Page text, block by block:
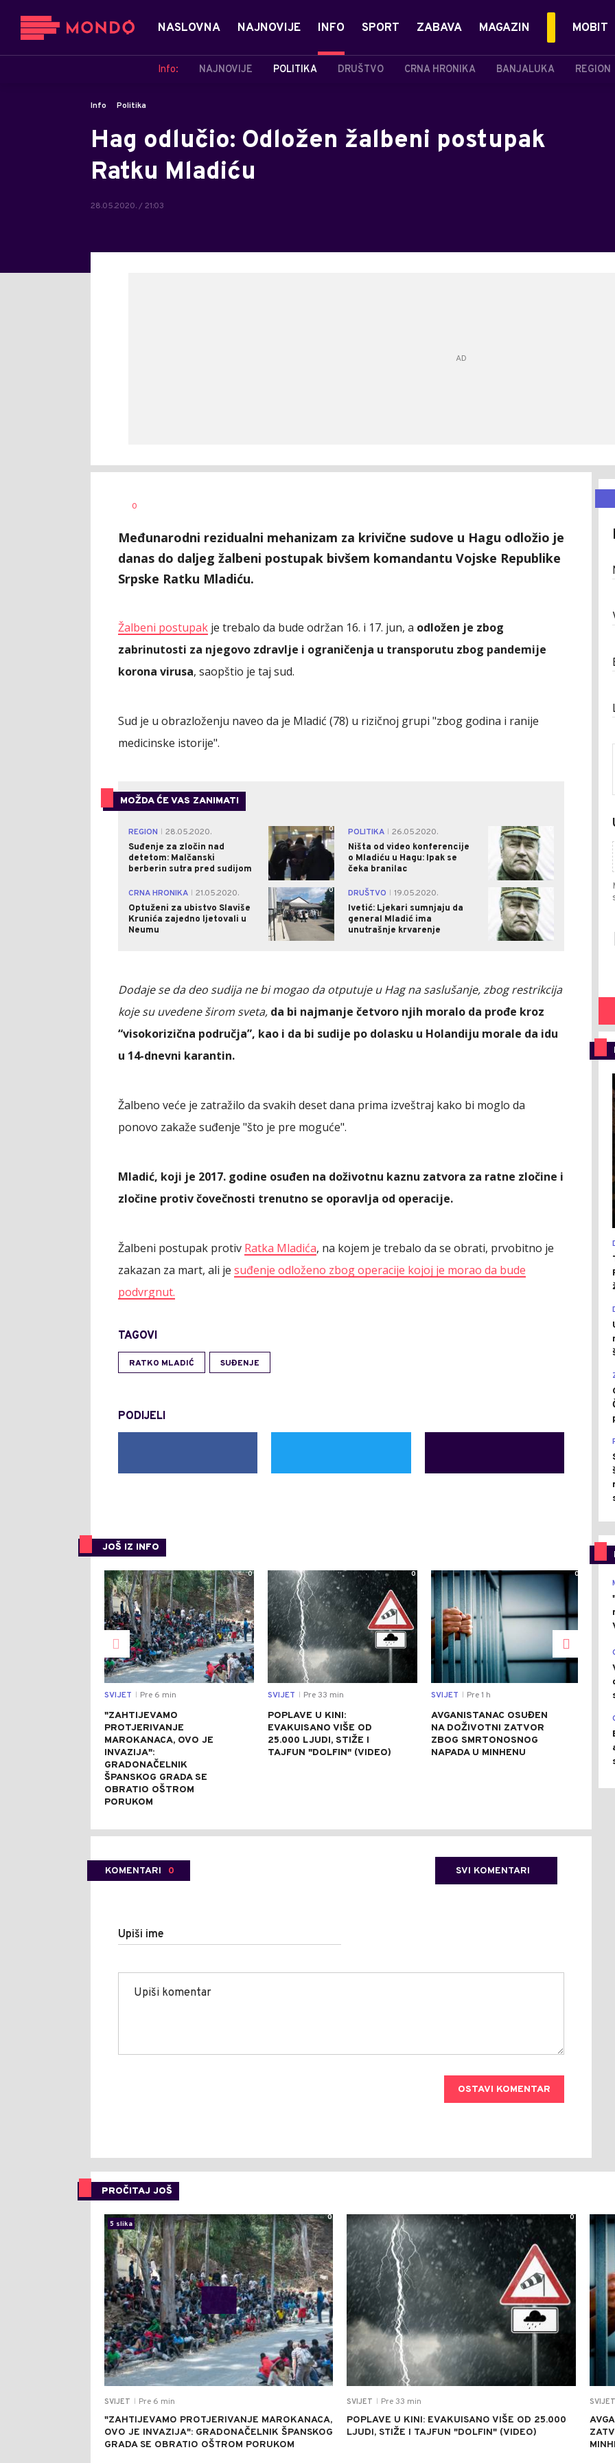
NASLOVNA NAJNOVIJE INFO
Info: NAJNOVIJE POLITIKA DRUŠTVO CRNA HRONIKA BANJALUKA REGION
SPORT ZABAVA MAGAZIN MOBIT
Info Politika
Hag odlučio: Odložen žalbeni postupak
Ratku Mladiću
28.05.2020. / 21:03
AUTORI
Lana
Stošić
0
Međunarodni rezidualni mehanizam za krivične sudove u Hagu odložio je
danas do daljeg žalbeni postupak bivšem komandantu Vojske Republike
Srpske Ratku Mladiću.
Žalbeni postupak je trebalo da bude održan 16. i 17. jun, a odložen je zbog
zabrinutosti za njegovo zdravlje i ograničenja u transporutu zbog pandemije
korona virusa, saopštio je taj sud.
Sud je u obrazloženju naveo da je Mladić (78) u rizičnoj grupi "zbog godina i ranije
medicinske istorije".
MOŽDA ĆE VAS ZANIMATI
REGION
28.05.2020.
Suđenje za zločin nad
detetom: Malčanski
berberin sutra pred sudijom
0 POLITIKA
26.05.2020.
Ništa od video konferencije
o Mladiću u Hagu: Ipak se
čeka branilac
CRNA HRONIKA
21.05.2020.
Optuženi za ubistvo Slaviše
Krunića zajedno ljetovali u
Neumu
0 DRUŠTVO
19.05.2020.
Ivetić: Ljekari sumnjaju da
general Mladić ima
unutrašnje krvarenje
Dodaje se da deo sudija ne bi mogao da otputuje u Hag na saslušanje, zbog restrikcija
koje su uvedene širom sveta, da bi najmanje četvoro njih moralo da prođe kroz
“visokorizična područja”, kao i da bi sudije po dolasku u Holandiju morale da idu
u 14-dnevni karantin.
Žalbeno veće je zatražilo da svakih deset dana prima izveštraj kako bi moglo da
ponovo zakaže suđenje "što je pre moguće".
Mladić, koji je 2017. godine osuđen na doživotnu kaznu zatvora za ratne zločine i
zločine protiv čovečnosti trenutno se oporavlja od operacije.
Žalbeni postupak protiv Ratka Mladića, na kojem je trebalo da se obrati, prvobitno je
zakazan za mart, ali je suđenje odloženo zbog operacije kojoj je morao da bude
podvrgnut.
TAGOVI
RATKO MLADIĆ SUĐENJE
PODIJELI
JOŠ IZ INFO
0
SVIJET Pre 6 min
"ZAHTIJEVAMO
PROTJERIVANJE
MAROKANACA, OVO JE
INVAZIJA":
GRADONAČELNIK
ŠPANSKOG GRADA SE
OBRATIO OŠTROM
PORUKOM
0
SVIJET Pre 33 min
POPLAVE U KINI:
EVAKUISANO VIŠE OD
25.000 LJUDI, STIŽE I
TAJFUN "DOLFIN" (VIDEO)
0
SVIJET Pre 1 h
AVGANISTANAC OSUĐEN
NA DOŽIVOTNI ZATVOR
ZBOG SMRTONOSNOG
NAPADA U MINHENU
KOMENTARI 0 SVI KOMENTARI
Upiši ime
OSTAVI KOMENTAR
PROČITAJ JOŠ
SVIJET Pre 6 min
"ZAHTIJEVAMO PROTJERIVANJE MAROKANACA,
OVO JE INVAZIJA": GRADONAČELNIK ŠPANSKOG
GRADA SE OBRATIO OŠTROM PORUKOM
5 slika
0
SVIJET Pre 33 min
POPLAVE U KINI: EVAKUISANO VIŠE OD 25.000
LJUDI, STIŽE I TAJFUN "DOLFIN" (VIDEO)
0
SVIJET